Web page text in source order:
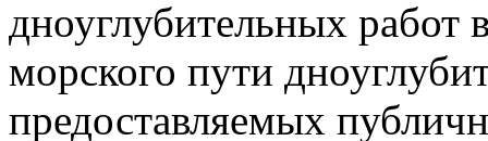
дноуглубительных работ
морского пути
предоставляемых